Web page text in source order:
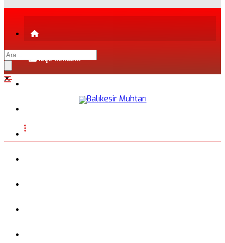
İLÇE REHBERİ